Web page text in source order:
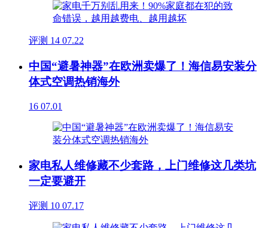
评测 14 07.22
中国“避暑神器”在欧洲卖爆了！海信易安装分
体式空调热销海外
16 07.01
家电私人维修藏不少套路，上门维修这几类坑
一定要避开
评测 10 07.17